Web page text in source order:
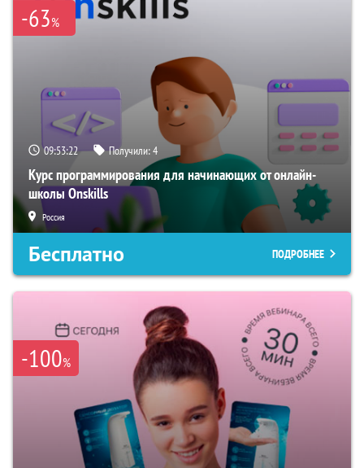
-63%
09:53:21 Получили:4
Курс программирования для начинающих от онлайн-
школы Onskills
Россия
Бесплатно ПОДРОБНЕЕ
-100%